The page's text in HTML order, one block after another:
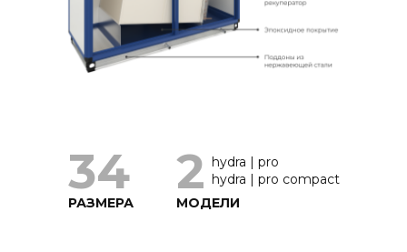
34 2
РАЗМЕРА МОДЕЛИ
hydra | pro
hydra | pro compact